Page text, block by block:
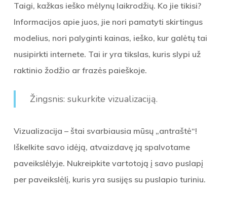
Taigi, kažkas ieško mėlynų laikrodžių. Ko jie tikisi?
Informacijos apie juos, jie nori pamatyti skirtingus
modelius, nori palyginti kainas, ieško, kur galėtų tai
nusipirkti internete. Tai ir yra tikslas, kuris slypi už
raktinio žodžio ar frazės paieškoje.
Žingsnis: sukurkite vizualizaciją.
Vizualizacija – štai svarbiausia mūsų „antraštė“!
Iškelkite savo idėją, atvaizdavę ją spalvotame
paveikslėlyje. Nukreipkite vartotoją į savo puslapį
per paveikslėlį, kuris yra susijęs su puslapio turiniu.